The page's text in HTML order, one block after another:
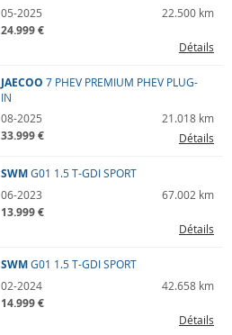
05-2025
22.500 km
24.999 €
Détails
JAECOO 7 PHEV PREMIUM PHEV PLUG-
IN
08-2025
21.018 km
33.999 € Détails
SWMG01 1.5 T-GDI SPORT
06-2023
67.002 km
13.999 €
Détails
SWMG01 1.5 T-GDI SPORT
02-2024
42.658 km
14.999 €
Détails